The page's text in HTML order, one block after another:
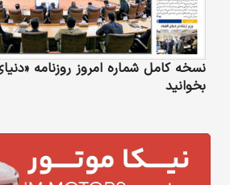
نسخه کامل شماره امروز روزنامه
بخوانید